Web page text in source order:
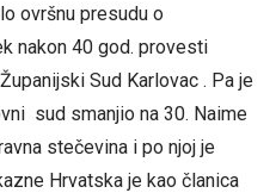
ovršnu presudu o
nakon 40 god. provesti
Sud Karlovac . Pa je
sud smanjio na 30. Naime
stečevina i po njoj je
Hrvatska je kao članica